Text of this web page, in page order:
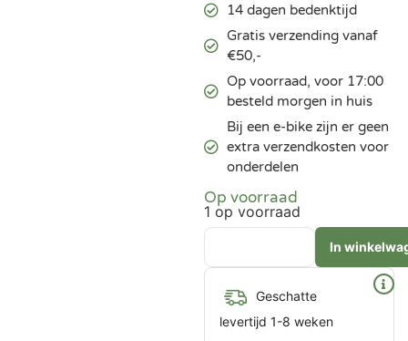
14 dagen bedenktijd
Gratis verzending vanaf
€50,-
Op voorraad, voor 17:00
besteld morgen in huis
Bij een e-bike zijn er geen
extra verzendkosten voor
onderdelen
Op voorraad
1 op voorraad
In
Geschatte
levertijd 1-8 weken